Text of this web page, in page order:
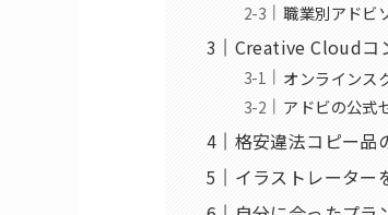
職業別アドビ
Creative Cloudコ
オンラインス
アドビの公式
格安違法コピー品
イラストレーター